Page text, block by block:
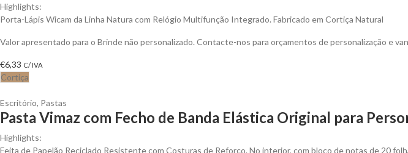
Highlights:
Porta-Lápis Wicam da Linha Natura com Relógio Multifunção Integrado. Fabricado em Cortiça Natural
Valor apresentado para o Brinde não personalizado. Contacte-nos para orçamentos de personalização e
€6,33 C/ IVA
Cortiça
Escritório, Pastas
Pasta Vimaz com Fecho de Banda Elástica Original para
Highlights:
Feita de Papelão Reciclado Resistente com Costuras de Reforço. No interior, com bloco de notas de 20